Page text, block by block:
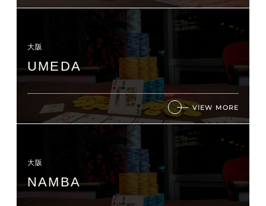
大阪
UMEDA
VIEW MORE
大阪
NAMBA